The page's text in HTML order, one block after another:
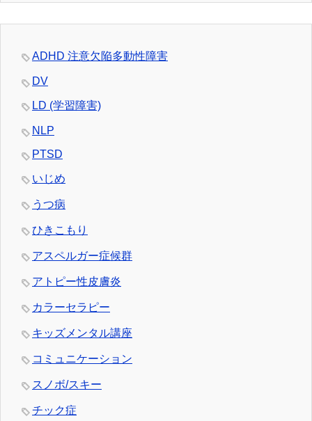
ADHD 注意欠陥多動性障害
DV
LD (学習障害)
NLP
PTSD
いじめ
うつ病
ひきこもり
アスペルガー症候群
アトピー性皮膚炎
カラーセラピー
キッズメンタル講座
コミュニケーション
スノボ/スキー
チック症